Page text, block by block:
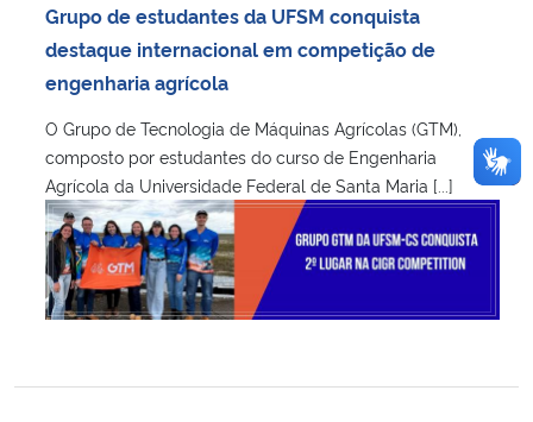
Grupo de estudantes da UFSM conquista
destaque internacional em competição de
engenharia agrícola
O Grupo de Tecnologia de Máquinas Agrícolas (GTM),
composto por estudantes do curso de Engenharia
Agrícola da Universidade Federal de Santa Maria [...]